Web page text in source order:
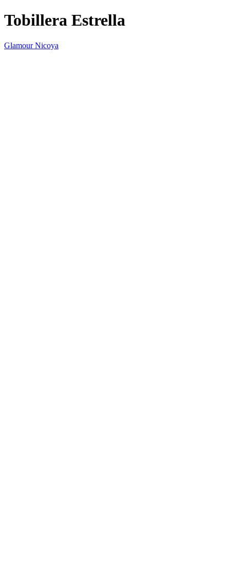
Tobillera Estrella
Glamour Nicoya